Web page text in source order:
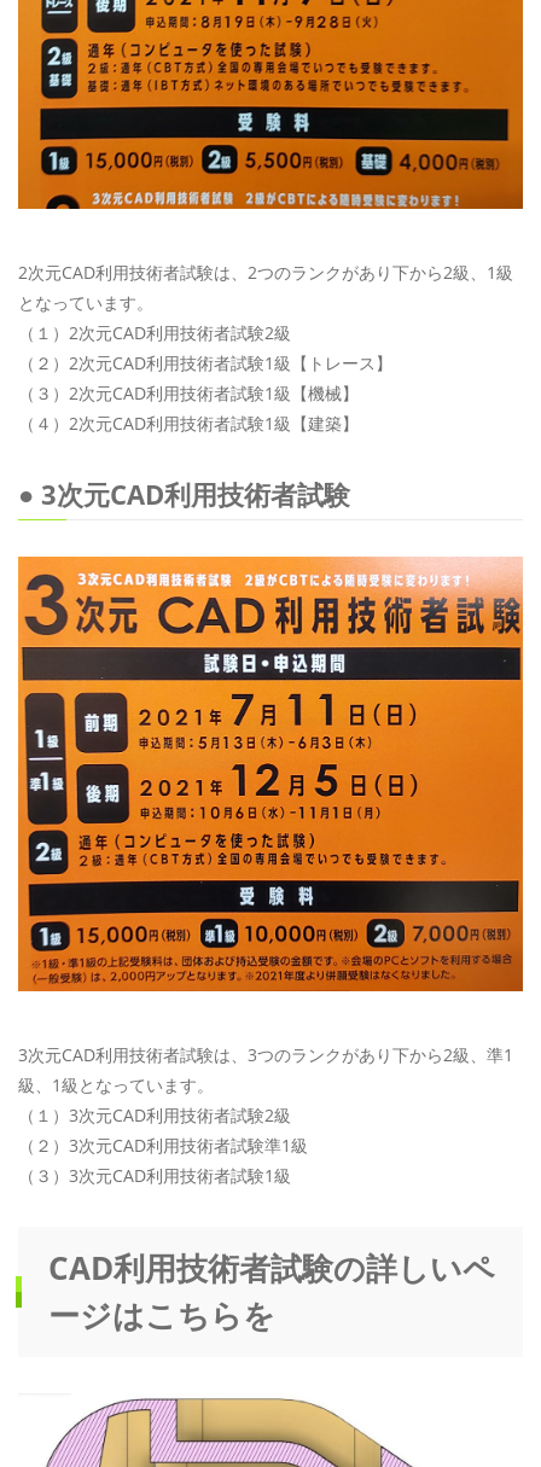
2次元CAD利用技術者試験は、2つのランクがあり下から2級、1級
となっています。
（１）2次元CAD利用技術者試験2級
（２）2次元CAD利用技術者試験1級【トレース】
（３）2次元CAD利用技術者試験1級【機械】
（４）2次元CAD利用技術者試験1級【建築】
● 3次元CAD利用技術者試験
3次元CAD利用技術者試験は、3つのランクがあり下から2級、準1
級、1級となっています。
（１）3次元CAD利用技術者試験2級
（２）3次元CAD利用技術者試験準1級
（３）3次元CAD利用技術者試験1級
CAD利用技術者試験の詳しいペ
ージはこちらを